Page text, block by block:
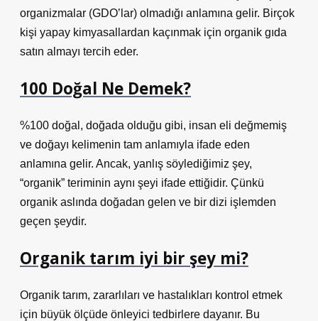
organizmalar (GDO’lar) olmadığı anlamına gelir. Birçok
kişi yapay kimyasallardan kaçınmak için organik gıda
satın almayı tercih eder.
100 Doğal Ne Demek?
%100 doğal, doğada olduğu gibi, insan eli değmemiş
ve doğayı kelimenin tam anlamıyla ifade eden
anlamına gelir. Ancak, yanlış söylediğimiz şey,
“organik” teriminin aynı şeyi ifade ettiğidir. Çünkü
organik aslında doğadan gelen ve bir dizi işlemden
geçen şeydir.
Organik tarım iyi bir şey mi?
Organik tarım, zararlıları ve hastalıkları kontrol etmek
için büyük ölçüde önleyici tedbirlere dayanır. Bu